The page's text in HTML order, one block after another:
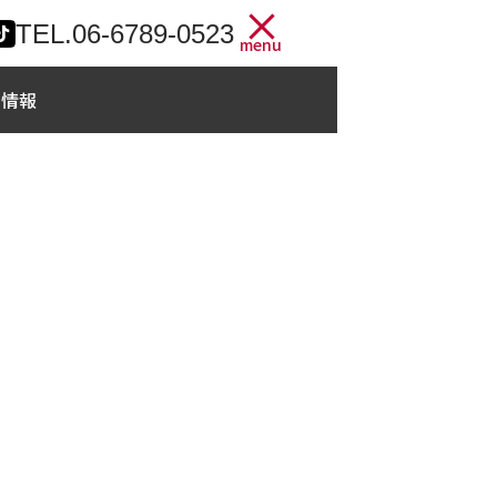
TEL.06-6789-0523 menu
報